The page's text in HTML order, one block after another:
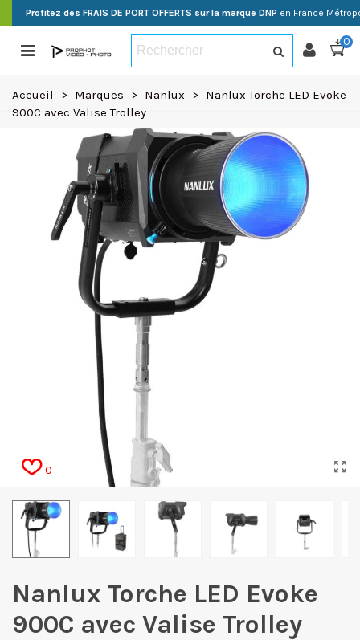
Profitez des FRAIS DE PORT OFFERTS sur la marque DNP en France
0
Accueil > Marques > Nanlux >
Nanlux Torche LED Evoke
900C avec Valise Trolley
0
Nanlux Torche LED Evoke
900C avec Valise Trolley